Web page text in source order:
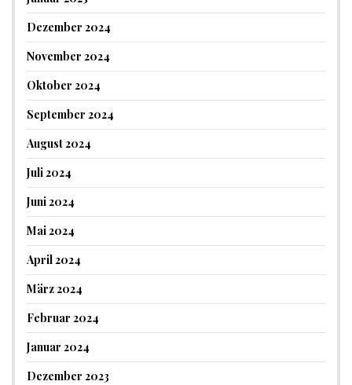
Dezember 2024
November 2024
Oktober 2024
September 2024
August 2024
Juli 2024
Juni 2024
Mai 2024
April 2024
März 2024
Februar 2024
Januar 2024
Dezember 2023